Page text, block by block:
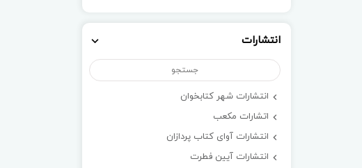
انتشارات
انتشارات شهر کتابخوان
اتشارات مکعب
انتشارات آوای کتاب پردازان
انتشارات آیین فطرت